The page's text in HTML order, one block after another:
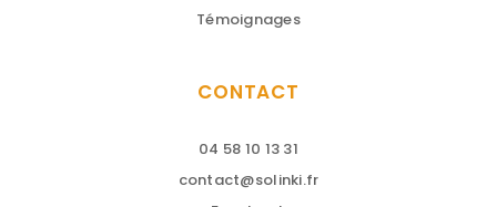
Rejoindre Solinki